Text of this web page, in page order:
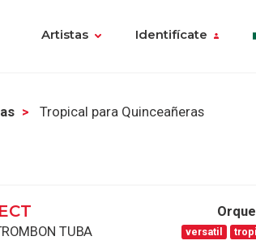
Artistas Identifícate
Tropical para Quinceañeras
TUBA
versatil